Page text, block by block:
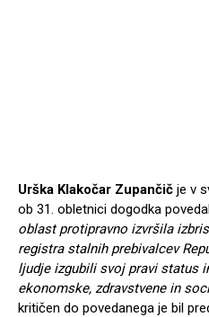
Urška Klakočar Zupančič je v
ob 31. obletnici dogodka
oblast protipravno izvršila
registra stalnih prebivalcev
ljudje izgubili svoj pravi status
ekonomske, zdravstvene in
kritičen do povedanega je bil